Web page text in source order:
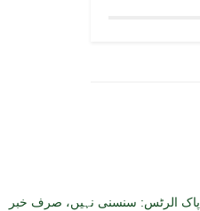
پاک الرٹس: سنسنی نہیں، صرف خبر